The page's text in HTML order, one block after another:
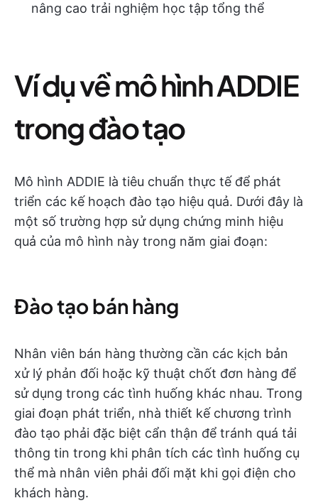
nâng cao trải nghiệm học tập tổng thể
Ví dụ về mô hình ADDIE
trong đào tạo
Mô hình ADDIE là tiêu chuẩn thực tế để phát
triển các kế hoạch đào tạo hiệu quả. Dưới đây là
một số trường hợp sử dụng chứng minh hiệu
quả của mô hình này trong năm giai đoạn:
Đào tạo bán hàng
Nhân viên bán hàng thường cần các kịch bản
xử lý phản đối hoặc kỹ thuật chốt đơn hàng để
sử dụng trong các tình huống khác nhau. Trong
giai đoạn phát triển, nhà thiết kế chương trình
đào tạo phải đặc biệt cẩn thận để tránh quá tải
thông tin trong khi phân tích các tình huống cụ
thể mà nhân viên phải đối mặt khi gọi điện cho
khách hàng.